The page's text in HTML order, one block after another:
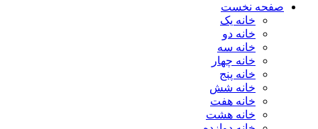
صفحه نخست
خانه یک
خانه دو
خانه سه
خانه چهار
خانه پنج
خانه شش
خانه هفت
خانه هشت